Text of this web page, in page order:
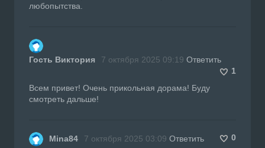
любопытства.
Гость Виктория 7 октября 2025 09:19 Ответить
1
Всем привет! Очень прикольная дорама! Буду
смотреть дальше!
Mina84 7 октября 2025 03:09 Ответить
0